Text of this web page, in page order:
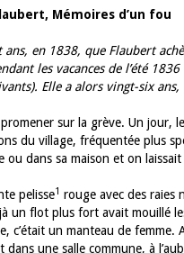
Mémoires d’un fou
ans, en 1838, que Flaubert
les vacances de l’été
Elle a alors vingt-six ans,
promener sur la grève. Un jour,
du village, fréquentée plus
ou dans sa maison et on
pelisse1 rouge avec des raies
un flot plus fort avait mouillé
c’était un manteau de
une salle commune, à